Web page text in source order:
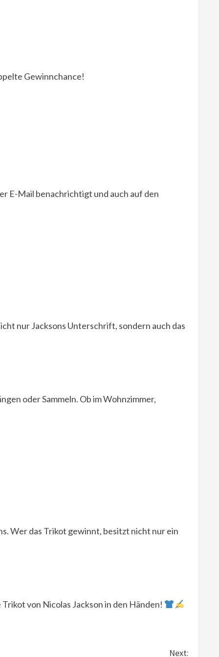
Gewinnchance!
E-Mail benachrichtigt und auch auf den
nur Jacksons Unterschrift, sondern auch das
oder Sammeln. Ob im Wohnzimmer,
Wer das Trikot gewinnt, besitzt nicht nur ein
von Nicolas Jackson in den Händen!
Next: